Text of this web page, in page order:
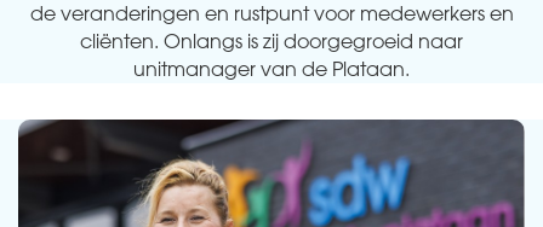
de veranderingen en rustpunt voor medewerkers en
cliënten. Onlangs is zij doorgegroeid naar
unitmanager van de Plataan.